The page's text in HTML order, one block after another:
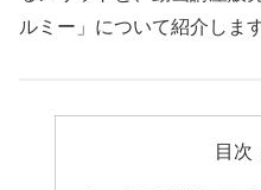
ルミー」について紹介します
目次